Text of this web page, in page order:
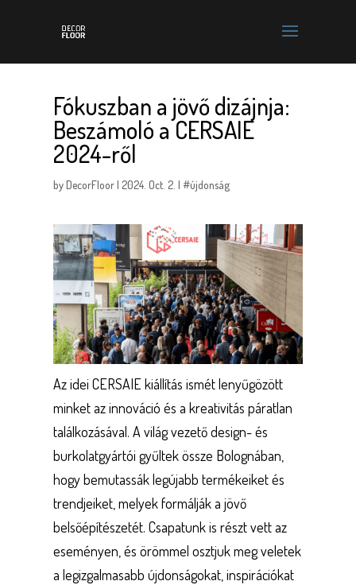
Fókuszban a jövő dizájnja:
Beszámoló a CERSAIE
2024-ről
byDecorFloor|2024. Oct. 2. |#újdonság
Az idei CERSAIE kiállítás ismét lenyűgözött
minket az innováció és a kreativitás páratlan
találkozásával. A világ vezető design- és
burkolatgyártói gyűltek össze Bolognában,
hogy bemutassák legújabb termékeiket és
trendjeiket, melyek formálják a jövő
belsőépítészetét. Csapatunk is részt vett az
eseményen, és örömmel osztjuk meg veletek
a legizgalmasabb újdonságokat, inspirációkat